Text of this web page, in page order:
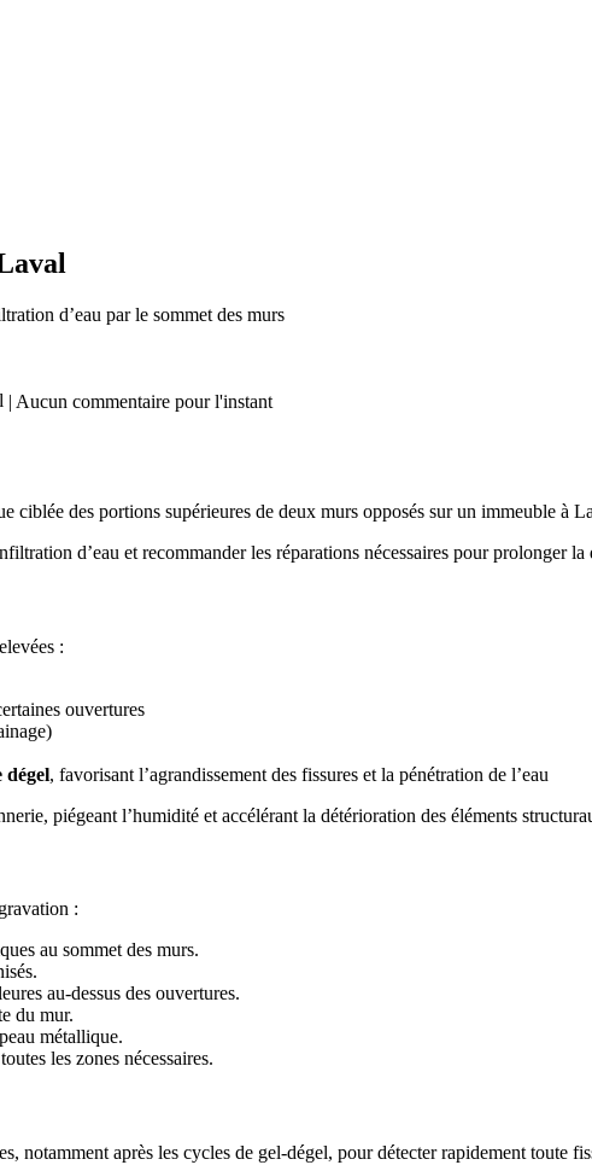
d’eau par le sommet des murs
| Aucun commentaire pour l'instant
des portions supérieures de deux murs opposés sur un immeuble à
d’eau et recommander les réparations nécessaires pour prolonger
:
ouvertures
dégel, favorisant l’agrandissement des fissures et la pénétration de l’eau
piégeant l’humidité et accélérant la détérioration des éléments
:
au sommet des murs.
au-dessus des ouvertures.
du mur.
métallique.
les zones nécessaires.
notamment après les cycles de gel-dégel, pour détecter rapidement toute